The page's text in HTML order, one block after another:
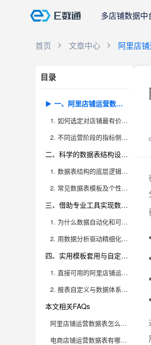
多店铺数据中
首页 文章中心 阿里店
目录
一、阿里店铺运营数据表的核心指标梳理
1. 如何选定对店铺最有价值的核心指标
2. 不同运营阶段的指标侧重点
二、科学的数据表结构设计方法
1. 数据表结构的底层逻辑与高效搭建
2. 常见数据表模板及个性化拓展
三、借助专业工具实现数据自动化与可视化
1. 为什么数据自动化和可视化是提升运营效率的关键
2. 用数据分析驱动精细化运营的落地路径
四、实用模板套用与自定义报表进阶
1. 直接可用的阿里店铺运营数据表模板推荐
2. 报表自定义与数据体系迭代升级
本文相关FAQs
阿里店铺运营数据表怎么做？核心指标+模板，直接用
电商店铺运营数据表有哪些进阶指标值得关注？